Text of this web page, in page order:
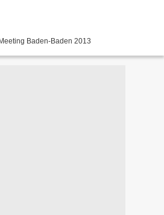
Baden-Baden 2013